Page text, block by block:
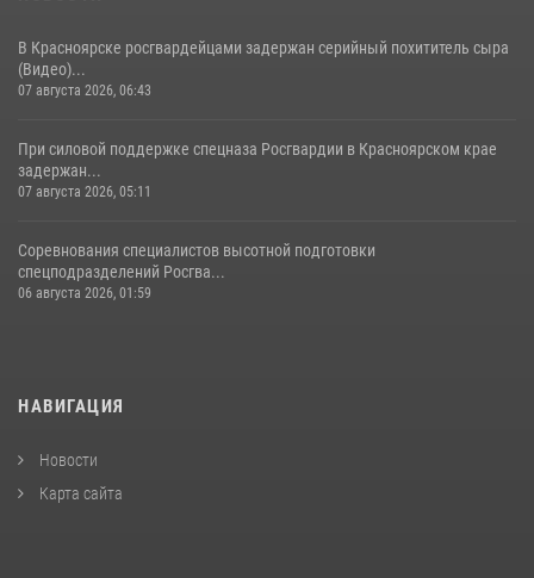
В Красноярске росгвардейцами задержан серийный похититель сыра
(Видео)...
07 августа 2026, 06:43
При силовой поддержке спецназа Росгвардии в Красноярском крае
задержан...
07 августа 2026, 05:11
Соревнования специалистов высотной подготовки
спецподразделений Росгва...
06 августа 2026, 01:59
НАВИГАЦИЯ
Новости
Карта сайта